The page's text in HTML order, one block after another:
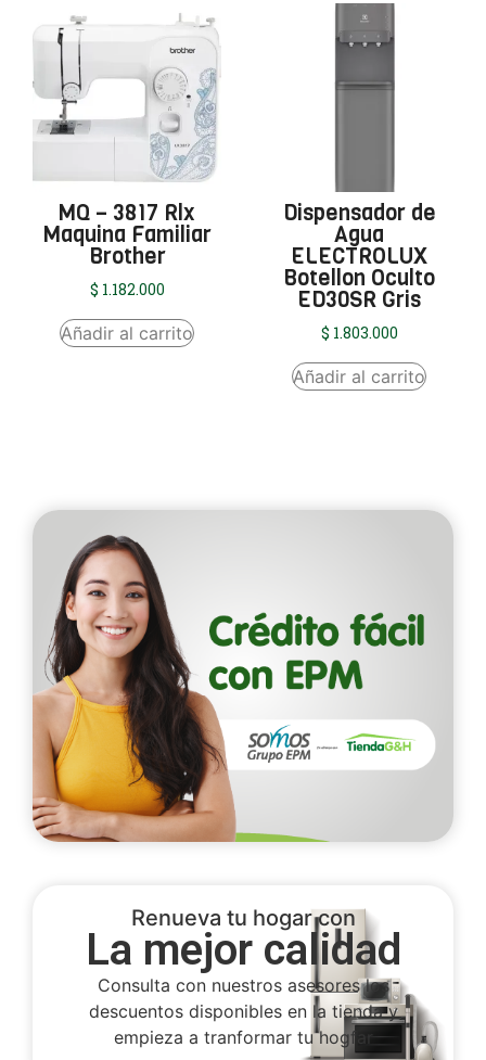
MQ – 3817 Rlx
Maquina Familiar
Brother
$ 1.182.000
Añadir al carrito
Dispensador de
Agua
ELECTROLUX
Botellon Oculto
ED30SR Gris
$ 1.803.000
Añadir al carrito
Renueva tu hogar con
La mejor calidad
Consulta con nuestros asesores los
descuentos disponibles en la tienda y
empieza a tranformar tu hogfar